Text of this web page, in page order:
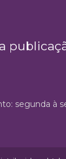
segunda à